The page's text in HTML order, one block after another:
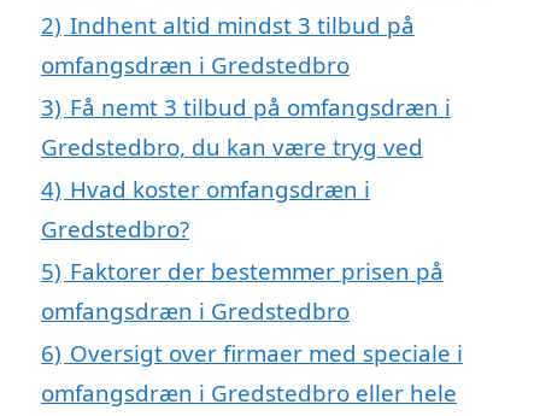
2) Indhent altid mindst 3 tilbud på
omfangsdræn i Gredstedbro
3) Få nemt 3 tilbud på omfangsdræn i
Gredstedbro, du kan være tryg ved
4) Hvad koster omfangsdræn i
Gredstedbro?
5) Faktorer der bestemmer prisen på
omfangsdræn i Gredstedbro
6) Oversigt over firmaer med speciale i
omfangsdræn i Gredstedbro eller hele